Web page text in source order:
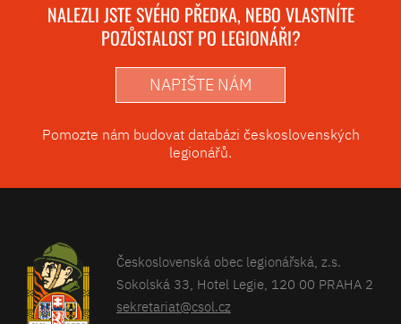
NALEZLI JSTE SVÉHO PŘEDKA, NEBO VLASTNÍTE
POZŮSTALOST PO LEGIONÁŘI?
NAPIŠTE NÁM
Pomozte nám budovat databázi československých
legionářů.
Československá obec legionářská, z.s.
Sokolská 33, Hotel Legie, 120 00 PRAHA 2
sekretariat@csol.cz